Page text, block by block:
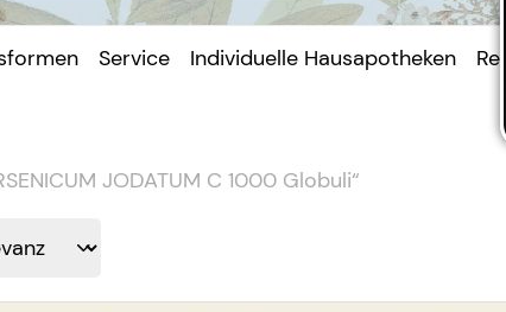
Service Individuelle Hausapotheken
JODATUM C 1000 Globuli“